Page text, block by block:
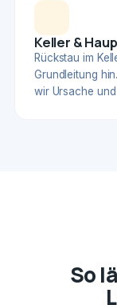
Keller &
Rückstau im
Grundleitung
wir Ursache und
So